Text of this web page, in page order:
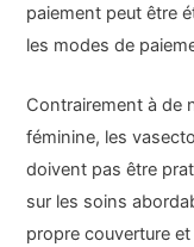
paiement peut être
les modes de
Contrairement à de
féminine, les
doivent pas être
sur les soins
propre couverture